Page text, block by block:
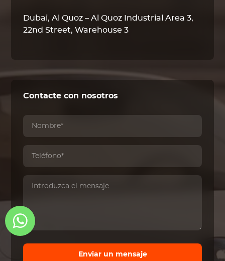
Dubai, Al Quoz – Al Quoz Industrial Area 3,
22nd Street, Warehouse 3
Contacte con nosotros
Enviar un mensaje